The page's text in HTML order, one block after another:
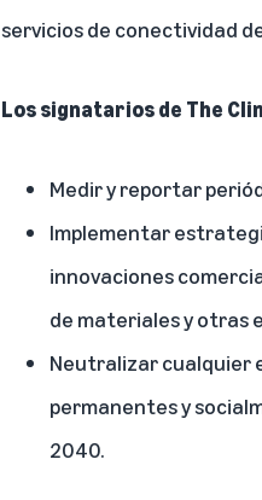
servicios de conectividad
Los signatarios de The
Medir y reportar
Implementar
innovaciones
de materiales y otras
Neutralizar cualquier
permanentes y
2040.